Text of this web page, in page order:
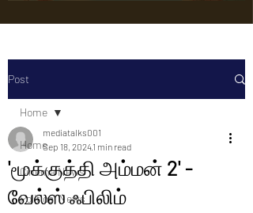
Post
Home
Cinema News
Political News
Home
'மூக்குத்தி அம்மன் 2' -
வேல்ஸ் ஃபிலிம்
mediatalks001
Sep 18, 20241 min read